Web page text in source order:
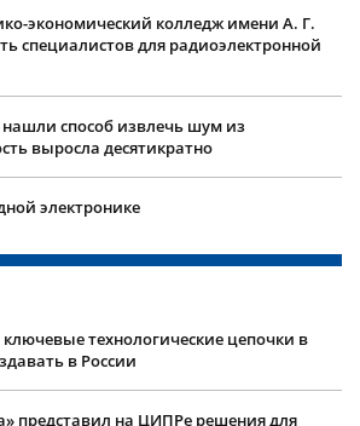
экономический колледж имени А. Г.
специалистов для радиоэлектронной
способ извлечь шум из
выросла десятикратно
электронике
технологические цепочки в
в России
представил на ЦИПРе решения для